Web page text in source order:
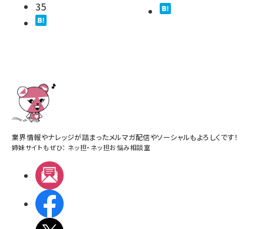
35
業界情報やナレッジが詰まったメルマガ配信やソーシャルもよろしくです！
姉妹サイトもぜひ： ネッ担・ ネッ担お悩み相談室